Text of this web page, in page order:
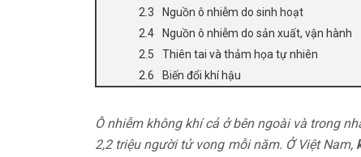
Nguồn ô nhiễm do sinh hoạt
Nguồn ô nhiễm do sản xuất, vận hành
Thiên tai và thảm họa tự nhiên
Biến đổi khí hậu
Ô nhiễm không khí cả ở bên ngoài và trong
2,2 triệu người tử vong mỗi năm. Ở Việt Nam,